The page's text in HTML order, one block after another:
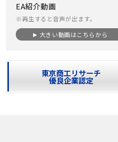
EA紹介動画
※再生すると音声が出ます。
大きい動画はこちらから
東京商工リサーチ
優良企業認定